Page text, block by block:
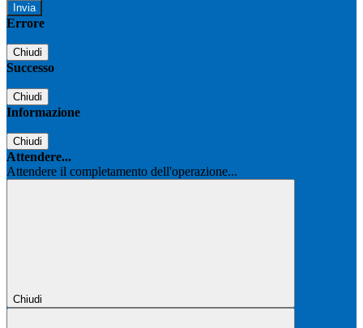
Errore
Chiudi
Successo
Chiudi
Informazione
Chiudi
Attendere...
Attendere il completamento dell'operazione...
Chiudi